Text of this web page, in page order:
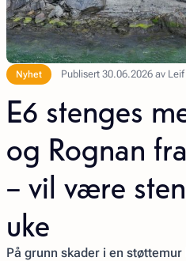
Nyhet Publisert 30.06.2026 av Leif
E6 stenges
og Rognan
– vil være
uke
På grunn skader i en